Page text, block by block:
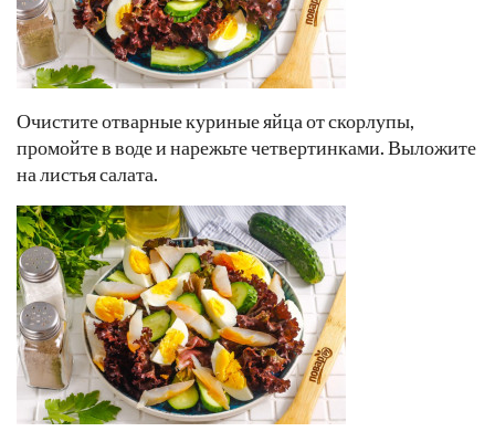
Очистите отварные куриные яйца от скорлупы,
промойте в воде и нарежьте четвертинками. Выложите
на листья салата.